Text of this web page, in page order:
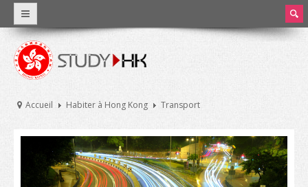
Pourquoi Hong Kong?
L’enseignement à Hong Kong
Système éducatif de Hong Kong
earc
h
Accueil Habiter à Hong Kong Transport